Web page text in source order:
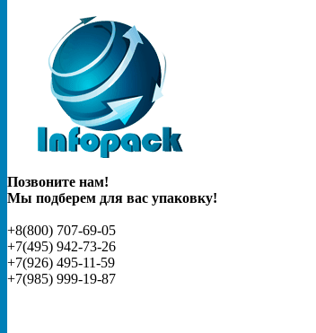
Позвоните нам!
Мы подберем для вас упаковку!
+8(800) 707-69-05
+7(495) 942-73-26
+7(926) 495-11-59
+7(985) 999-19-87